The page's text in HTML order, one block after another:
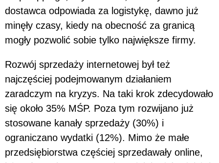
dostawca odpowiada za logistykę, dawno już
minęły czasy, kiedy na obecność za granicą
mogły pozwolić sobie tylko największe firmy.
Rozwój sprzedaży internetowej był też
najczęściej podejmowanym działaniem
zaradczym na kryzys. Na taki krok zdecydowało
się około 35% MŚP. Poza tym rozwijano już
stosowane kanały sprzedaży (30%) i
ograniczano wydatki (12%). Mimo że małe
przedsiębiorstwa częściej sprzedawały online,